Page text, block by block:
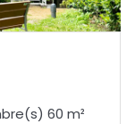
Appartement 3 pièce(s) 2 chambre(s) 60 m²